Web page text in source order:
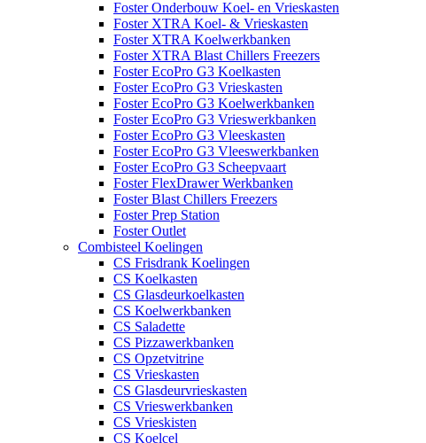
Foster Onderbouw Koel- en Vrieskasten
Foster XTRA Koel- & Vrieskasten
Foster XTRA Koelwerkbanken
Foster XTRA Blast Chillers Freezers
Foster EcoPro G3 Koelkasten
Foster EcoPro G3 Vrieskasten
Foster EcoPro G3 Koelwerkbanken
Foster EcoPro G3 Vrieswerkbanken
Foster EcoPro G3 Vleeskasten
Foster EcoPro G3 Vleeswerkbanken
Foster EcoPro G3 Scheepvaart
Foster FlexDrawer Werkbanken
Foster Blast Chillers Freezers
Foster Prep Station
Foster Outlet
Combisteel Koelingen
CS Frisdrank Koelingen
CS Koelkasten
CS Glasdeurkoelkasten
CS Koelwerkbanken
CS Saladette
CS Pizzawerkbanken
CS Opzetvitrine
CS Vrieskasten
CS Glasdeurvrieskasten
CS Vrieswerkbanken
CS Vrieskisten
CS Koelcel